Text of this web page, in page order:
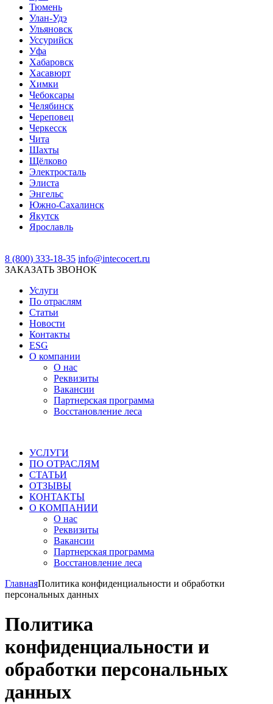
Тюмень
Улан-Удэ
Ульяновск
Уссурийск
Уфа
Хабаровск
Хасавюрт
Химки
Чебоксары
Челябинск
Череповец
Черкесск
Чита
Шахты
Щёлково
Электросталь
Элиста
Энгельс
Южно-Сахалинск
Якутск
Ярославль
8 (800) 333-18-35 info@intecocert.ru
ЗАКАЗАТЬ ЗВОНОК
Услуги
По отраслям
Статьи
Новости
Контакты
ESG
О компании
О нас
Реквизиты
Вакансии
Партнерская программа
Восстановление леса
УСЛУГИ
ПО ОТРАСЛЯМ
СТАТЬИ
ОТЗЫВЫ
КОНТАКТЫ
О КОМПАНИИ
О нас
Реквизиты
Вакансии
Партнерская программа
Восстановление леса
ГлавнаяПолитика конфиденциальности и обработки
персональных данных
Политика
конфиденциальности и
обработки персональных
данных